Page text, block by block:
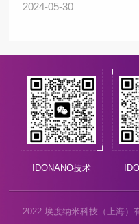
2024-05-30
IDONANO技术
2022 埃度纳米科技（上海